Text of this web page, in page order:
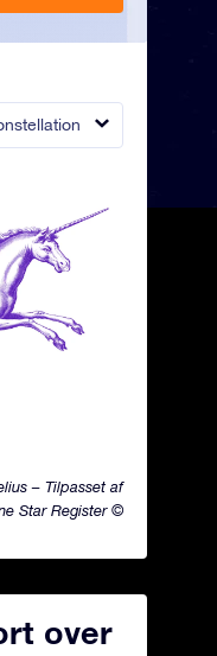
– Tilpasset af
Star Register ©
over